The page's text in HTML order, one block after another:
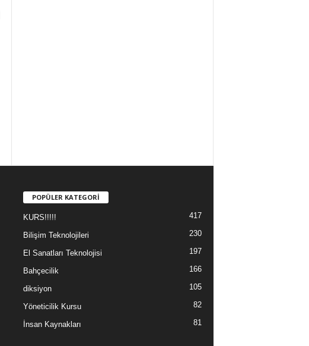
POPÜLER KATEGORİ
KURS!!!!! 417
Bilişim Teknolojileri 230
El Sanatları Teknolojisi 197
Bahçecilik 166
diksiyon 105
Yöneticilik Kursu 82
İnsan Kaynakları 81